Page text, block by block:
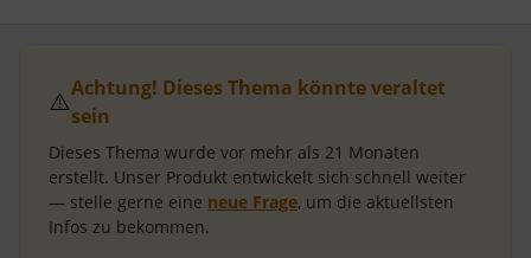
⚠️Achtung! Dieses Thema könnte veraltet
sein
Dieses Thema wurde vor mehr als 21 Monaten
erstellt. Unser Produkt entwickelt sich schnell weiter
— stelle gerne eine neue Frage, um die aktuellsten
Infos zu bekommen.